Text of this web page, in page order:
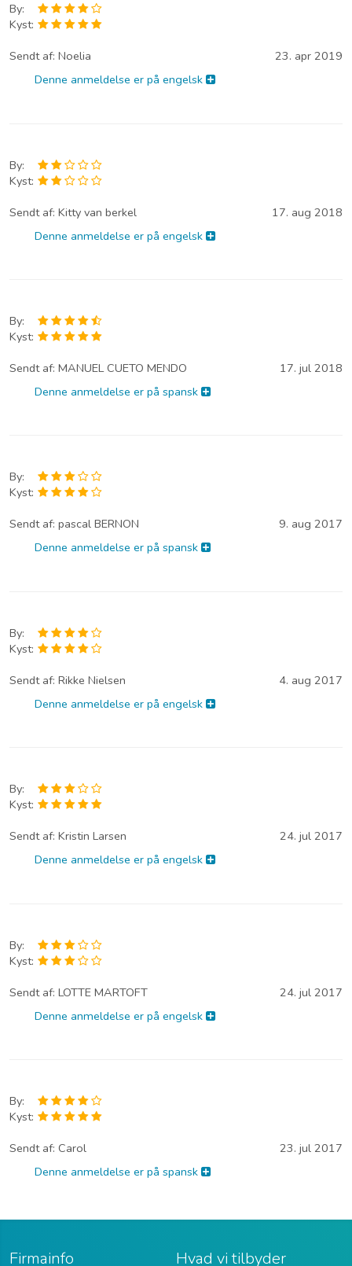
By:
Kyst:
Sendt af: Noelia
23. apr 2019
Denne anmeldelse er på engelsk
By:
Kyst:
Sendt af: Kitty van berkel
17. aug 2018
Denne anmeldelse er på engelsk
By:
Kyst:
Sendt af: MANUEL CUETO MENDO
17. jul 2018
Denne anmeldelse er på spansk
By:
Kyst:
Sendt af: pascal BERNON
9. aug 2017
Denne anmeldelse er på spansk
By:
Kyst:
Sendt af: Rikke Nielsen
4. aug 2017
Denne anmeldelse er på engelsk
By:
Kyst:
Sendt af: Kristin Larsen
24. jul 2017
Denne anmeldelse er på engelsk
By:
Kyst:
Sendt af: LOTTE MARTOFT
24. jul 2017
Denne anmeldelse er på engelsk
By:
Kyst:
Sendt af: Carol
23. jul 2017
Denne anmeldelse er på spansk
Firmainfo Hvad vi tilbyder